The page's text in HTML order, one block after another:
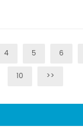
4 5 6
10 >>